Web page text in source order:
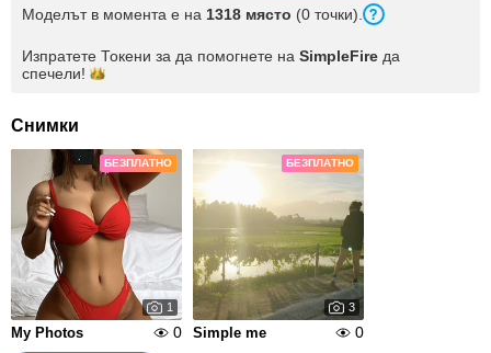
Моделът в момента е на 1318 място (0 точки).
Изпратете Токени за да помогнете на SimpleFire да
спечели!
Снимки
БЕЗПЛАТНО
1
My Photos 0
БЕЗПЛАТНО
3
Simple me
0